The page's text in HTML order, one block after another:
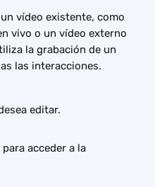
vídeo existente, como
vivo o un vídeo externo
la grabación de un
las interacciones.
editar.
acceder a la